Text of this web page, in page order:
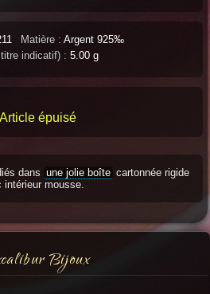
Matière : Argent 925‰
indicatif) : 5.00 g
Article épuisé
dans une jolie boîte cartonnée rigide
intérieur mousse.
Bijoux